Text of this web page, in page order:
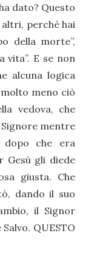
dato? Questo
perché hai
della morte”,
vita”. E se non
alcuna logica
meno ciò
vedova, che
mentre
dopo che era
Gesù gli diede
giusta. Che
dando il suo
il Signor
QUESTO